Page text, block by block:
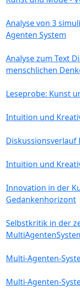
Analyse von 3
Agenten System
Analyse zum Text
menschlichen
Leseprobe: Kunst
Intuition und
Intuition und
Innovation in der
Gedankenhorizont
Selbstkritik in der
Multi-Agenten-
Multi-Agenten-